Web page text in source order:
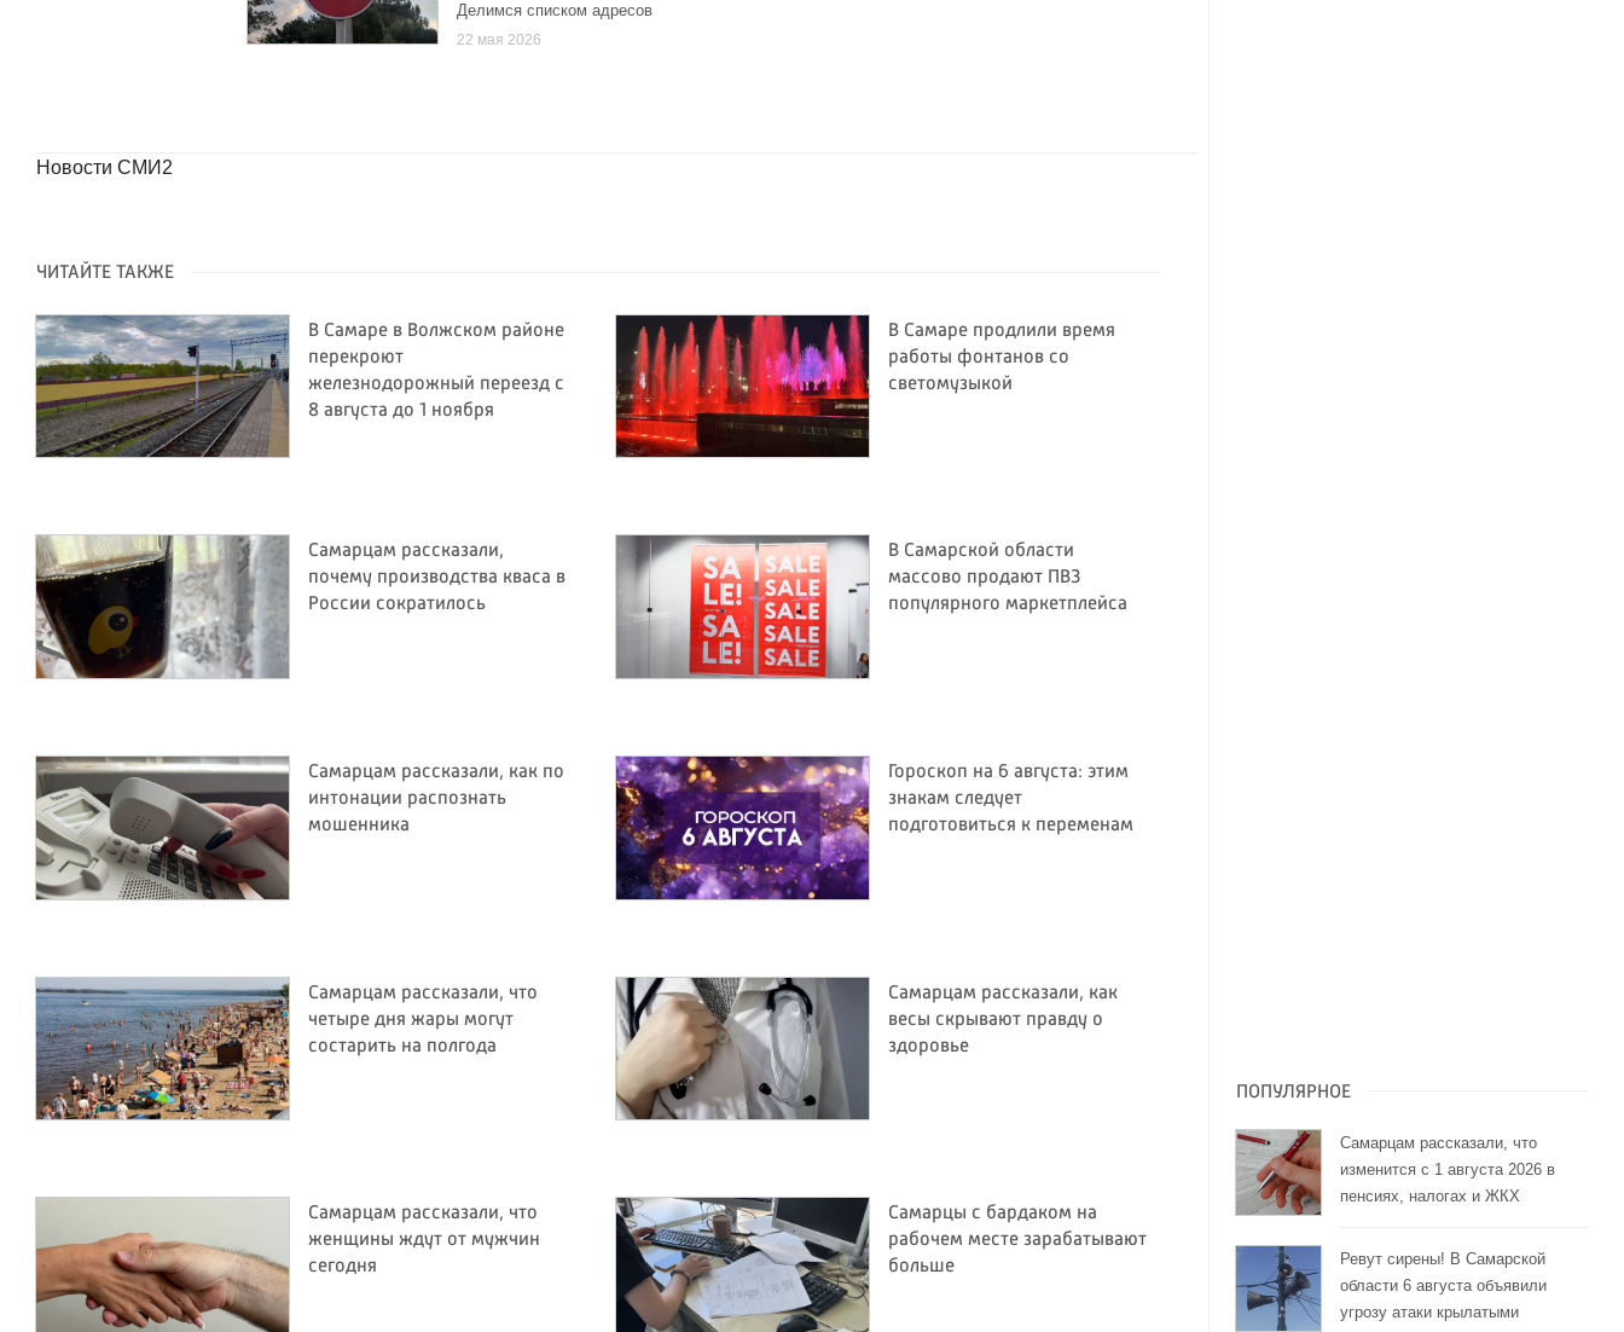
Делимся списком адресов
22 мая 2026
Новости СМИ2
ЧИТАЙТЕ ТАКЖЕ
В Самаре в Волжском районе
перекроют
железнодорожный переезд с
8 августа до 1 ноября
В Самаре продлили время
работы фонтанов со
светомузыкой
Самарцам рассказали,
почему производства кваса в
России сократилось
В Самарской области
массово продают ПВЗ
популярного маркетплейса
Самарцам рассказали, как по
интонации распознать
мошенника
Гороскоп на 6 августа: этим
знакам следует
подготовиться к переменам
Самарцам рассказали, что
четыре дня жары могут
состарить на полгода
Самарцам рассказали, как
весы скрывают правду о
здоровье
Самарцам рассказали, что
женщины ждут от мужчин
сегодня
Самарцы с бардаком на
рабочем месте зарабатывают
больше
ПОПУЛЯРНОЕ
Самарцам рассказали, что
изменится с 1 августа 2026 в
пенсиях, налогах и ЖКХ
Ревут сирены! В Самарской
области 6 августа объявили
угрозу атаки крылатыми